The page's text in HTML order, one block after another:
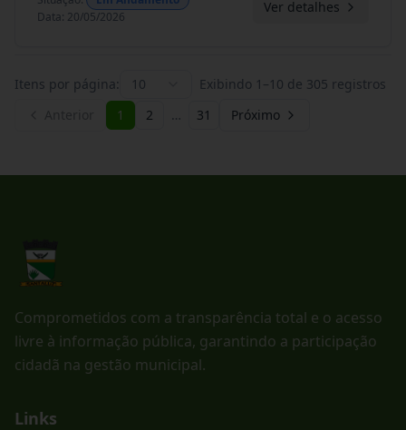
Data: 20/05/2026
Ver detalhes
Itens por página: 10 Exibindo 1 –10 de 305 registros
1 2 … 31 Próximo
Comprometidos com a transparência total e o acesso
livre à informação pública, garantindo a participação
cidadã na gestão municipal.
Links